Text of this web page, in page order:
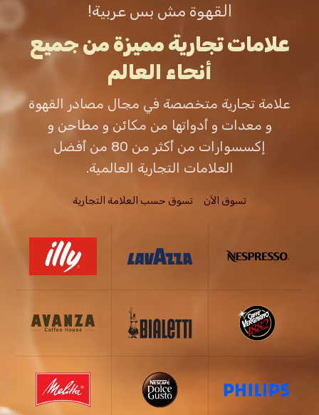
القهوة مش بس عربية!
علامات تجارية مميزة من جميع
أنحاء العالم
علامة تجارية متخصصة في مجال مصادر القهوة
و معدات و أدواتها من مكائن و مطاحن و
إكسسوارات من أكثر من 80 من أفضل
العلامات التجارية العالمية.
تسوق الاَن تسوق حسب العلامة التجارية